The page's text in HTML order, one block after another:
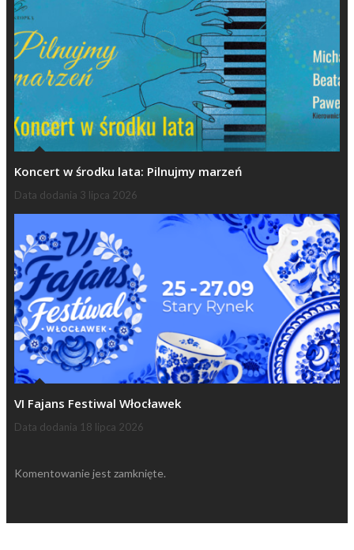
Koncert w środku lata: Pilnujmy marzeń
Data dodania 3 lipca 2026
VI Fajans Festiwal Włocławek
Data dodania 18 lipca 2026
Komentowanie jest zamknięte.